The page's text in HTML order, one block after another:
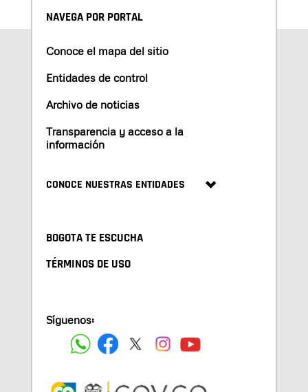
NAVEGA POR PORTAL
Conoce el mapa del sitio
Entidades de control
Archivo de noticias
Transparencia y acceso a la
información
CONOCE NUESTRAS ENTIDADES
BOGOTA TE ESCUCHA
TÉRMINOS DE USO
Síguenos: